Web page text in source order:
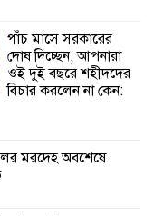
অনুষ্ঠিত
পাঁচ মাসে সরকারের
দোষ দিচ্ছেন, আপনারা
ওই দুই বছরে শহীদদের
বিচার করলেন না কেন:
মরদেহ অবশেষে